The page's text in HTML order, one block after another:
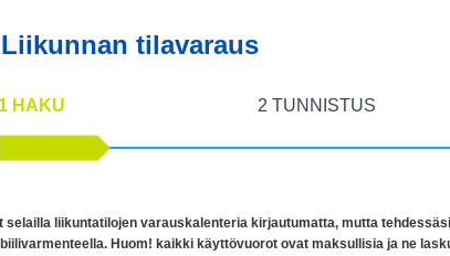
Liikunnan tilavaraus
1 HAKU 2 TUNNISTUS
selailla liikuntatilojen varauskalenteria kirjautumatta, mutta
Huom! kaikki käyttövuorot ovat maksullisia ja ne